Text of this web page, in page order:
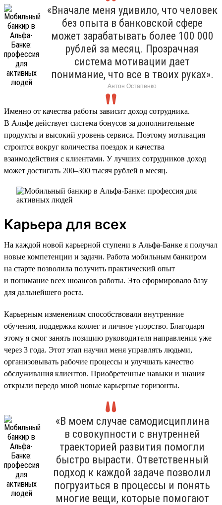
«Вначале меня удивило, что человек
без опыта в банковской сфере
может зарабатывать более 100 000
рублей за месяц. Прозрачная
система мотивации дает
понимание, что все в твоих руках».
Антон Остапенко
Именно от качества работы зависит доход сотрудника.
В Альфе действует система бонусов за дополнительные
продукты и высокий уровень сервиса. Поэтому мотивация
строится вокруг количества поездок и качества
взаимодействия с клиентами. У лучших сотрудников доход
может достигать 200–300 тысяч рублей в месяц.
Карьера для всех
На каждой новой карьерной ступени в Альфа-Банке я получал
новые компетенции и задачи. Работа мобильным банкиром
на старте позволила получить практический опыт
и понимание всех нюансов работы. Это сформировало базу
для дальнейшего роста.
Карьерным изменениям способствовали внутренние
обучения, поддержка коллег и личное упорство. Благодаря
этому я смог занять позицию руководителя направления уже
через 3 года. Этот этап научил меня управлять людьми,
организовывать рабочие процессы и улучшать качество
обслуживания клиентов. Приобретенные навыки и знания
открыли передо мной новые карьерные горизонты.
«В моем случае самодисциплина
в совокупности с внутренней
траекторией развития помогли
быстро вырасти. Ответственный
подход к каждой задаче позволил
погрузиться в процессы и понять
многие вещи, которые помогают